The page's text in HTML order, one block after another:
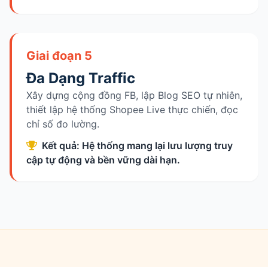
Giai đoạn 5
Đa Dạng Traffic
Xây dựng cộng đồng FB, lập Blog SEO tự nhiên,
thiết lập hệ thống Shopee Live thực chiến, đọc
chỉ số đo lường.
Kết quả: Hệ thống mang lại lưu lượng truy
cập tự động và bền vững dài hạn.